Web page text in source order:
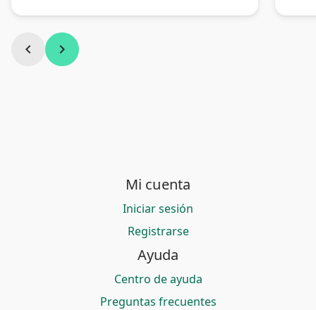
chevron_left chevron_right
Mi cuenta
Iniciar sesión
Registrarse
Ayuda
Centro de ayuda
Preguntas frecuentes